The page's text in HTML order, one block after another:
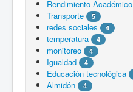
Rendimiento Académico
Transporte 5
redes sociales 4
temperatura 4
monitoreo 4
Igualdad 4
Educación tecnológica
Almidón 4